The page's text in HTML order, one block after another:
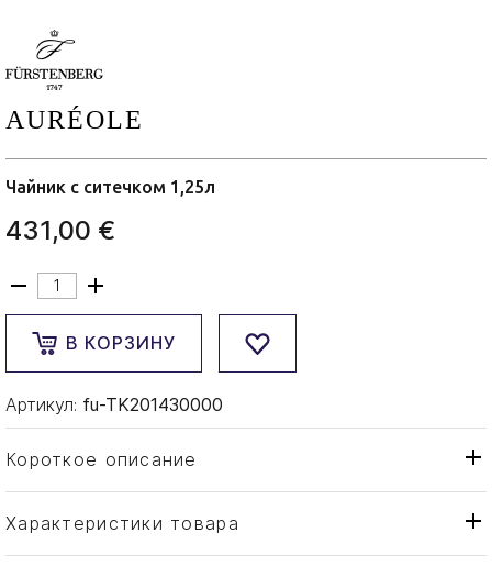
AURÉOLE
Чайник с ситечком 1,25л
431,00 €
В КОРЗИНУ
Артикул: fu-TK201430000
Короткое описание
Характеристики товара
Тип товара
Чайник